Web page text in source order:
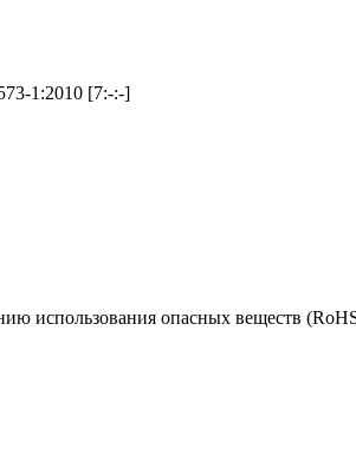
1:2010 [7:-:-]
использования опасных веществ